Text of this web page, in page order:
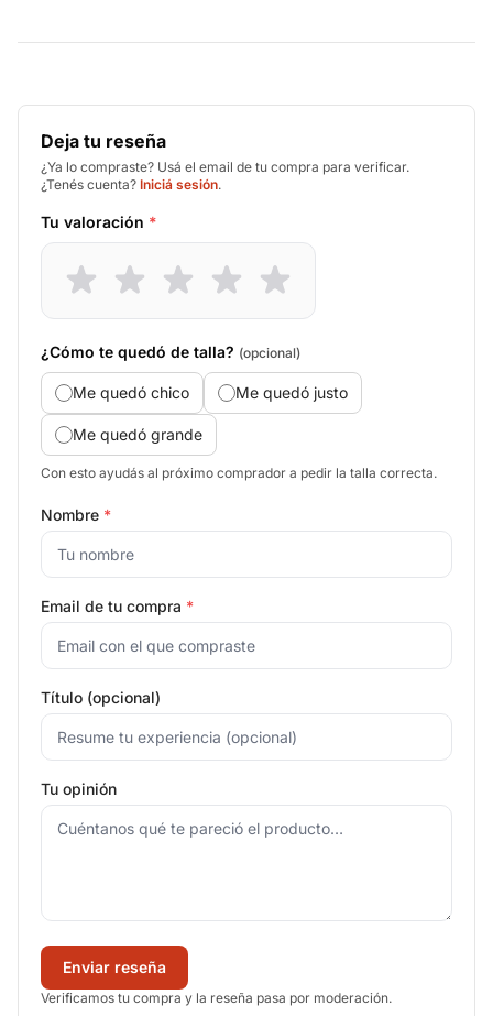
Deja tu reseña
¿Ya lo compraste? Usá el email de tu compra para verificar.
¿Tenés cuenta? Iniciá sesión.
Tu valoración *
¿Cómo te quedó de talla? (opcional)
Me quedó chico Me quedó justo
Me quedó grande
Con esto ayudás al próximo comprador a pedir la talla correcta.
Nombre *
Email de tu compra *
Título (opcional)
Tu opinión
Enviar reseña
Verificamos tu compra y la reseña pasa por moderación.